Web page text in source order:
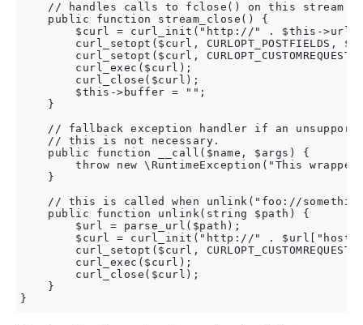
    // handles calls to fclose() on this stream
    public function stream_close() {
$curl = curl_init("http://" . $this-
curl_setopt($curl, CURLOPT_POSTFIELDS,
curl_setopt($curl, CURLOPT_CUSTOMREQUEST,
        curl_exec($curl);
        curl_close($curl);
        $this->buffer = "";
    }
// fallback exception handler if an
    // this is not necessary.
    public function __call($name, $args) {
throw new \RuntimeException("This
    }
// this is called when unlink("foo://
    public function unlink(string $path) {
        $url = parse_url($path);
$curl = curl_init("http://" .
curl_setopt($curl, CURLOPT_CUSTOMREQUEST,
        curl_exec($curl);
        curl_close($curl);
    }